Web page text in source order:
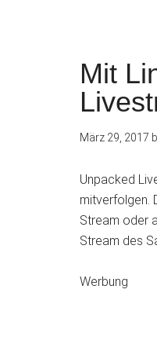
Mit
März 29, 2017
Unpacked
mitverfolgen.
Stream oder
Stream des
Werbung